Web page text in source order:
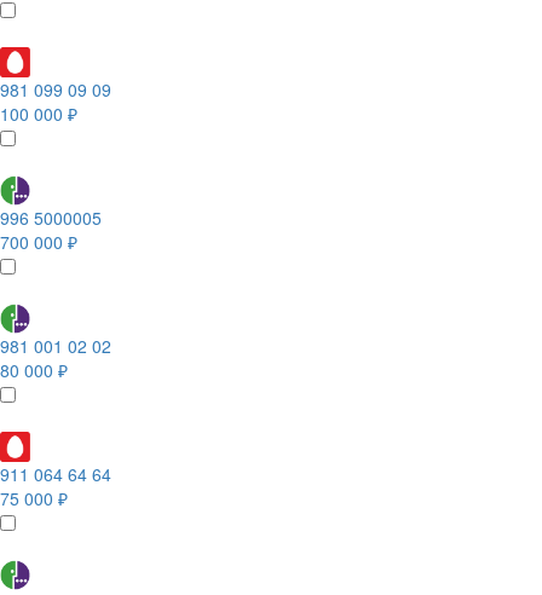
981 099 09 09
100 000 ₽
996 5000005
700 000 ₽
981 001 02 02
80 000 ₽
911 064 64 64
75 000 ₽